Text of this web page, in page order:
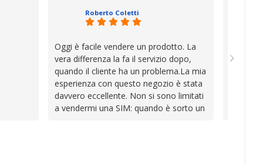
Roberto Coletti
Oggi è facile vendere un prodotto. La
vera differenza la fa il servizio dopo,
quando il cliente ha un problema.La mia
esperienza con questo negozio è stata
davvero eccellente. Non si sono limitati
a vendermi una SIM: quando è sorto un
sono